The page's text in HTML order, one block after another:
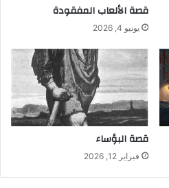
قصة الألعاب المفقودة
يونيو 4, 2026
قصة البؤساء
فبراير 12, 2026